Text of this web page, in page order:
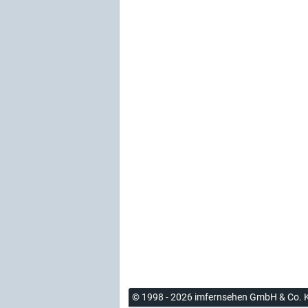
© 1998 - 2026 imfernsehen GmbH & Co.